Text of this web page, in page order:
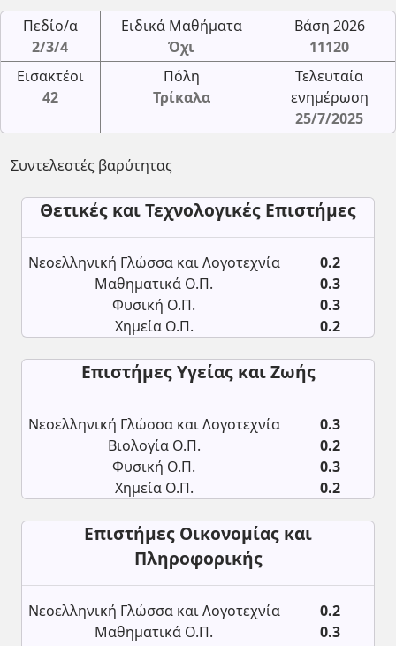
Πεδίο/α
2/3/4
Ειδικά Μαθήματα
Όχι
Βάση 2026
11120
Εισακτέοι
42
Πόλη
Τρίκαλα
Τελευταία
ενημέρωση
25/7/2025
Συντελεστές βαρύτητας
Θετικές και Τεχνολογικές Επιστήμες
Νεοελληνική Γλώσσα και Λογοτεχνία
0.2
Μαθηματικά Ο.Π.
0.3
Φυσική Ο.Π.
0.3
Χημεία Ο.Π.
0.2
Επιστήμες Υγείας και Ζωής
Νεοελληνική Γλώσσα και Λογοτεχνία
0.3
Βιολογία Ο.Π.
0.2
Φυσική Ο.Π.
0.3
Χημεία Ο.Π.
0.2
Επιστήμες Οικονομίας και
Πληροφορικής
Νεοελληνική Γλώσσα και Λογοτεχνία
0.2
Μαθηματικά Ο.Π.
0.3